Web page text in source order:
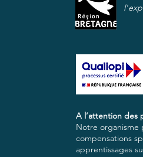
A l’attention des
Notre organisme
compensations
apprentissages